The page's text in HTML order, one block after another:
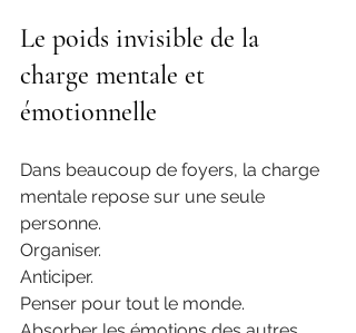
Le poids invisible de la
charge mentale et
émotionnelle
Dans beaucoup de foyers, la charge
mentale repose sur une seule
personne.
Organiser.
Anticiper.
Penser pour tout le monde.